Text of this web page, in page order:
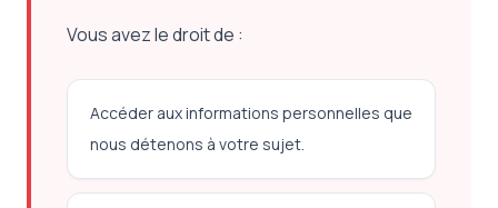
Vous avez le droit de :
Accéder aux informations personnelles que
nous détenons à votre sujet.